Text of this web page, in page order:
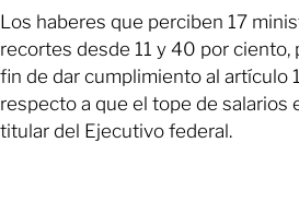
Los haberes que perciben 17
recortes desde 11 y 40 por ciento,
fin de dar cumplimiento al artículo
respecto a que el tope de salarios
titular del Ejecutivo federal.